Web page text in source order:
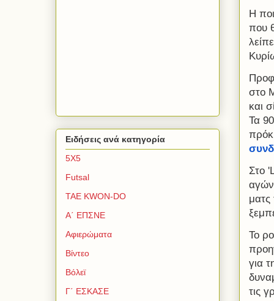
Η
που
στο
και
Τα
Στο
Το
για
τις
Ειδήσεις ανά κατηγορία
5Χ5
Futsal
TAE KWON-DO
Α΄ ΕΠΣΝΕ
Αφιερώματα
Βίντεο
Βόλεϊ
Γ΄ ΕΣΚΑΣΕ